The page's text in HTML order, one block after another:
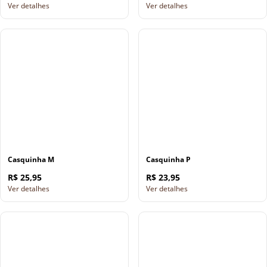
Ver detalhes Ver detalhes
Casquinha M
R$ 25,95
Ver detalhes
Casquinha P
R$ 23,95
Ver detalhes